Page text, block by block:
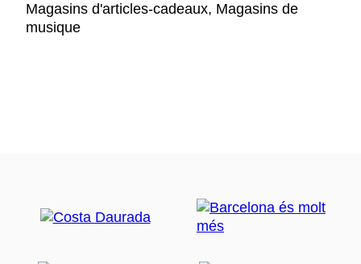
Magasins d'articles-cadeaux, Magasins de
musique